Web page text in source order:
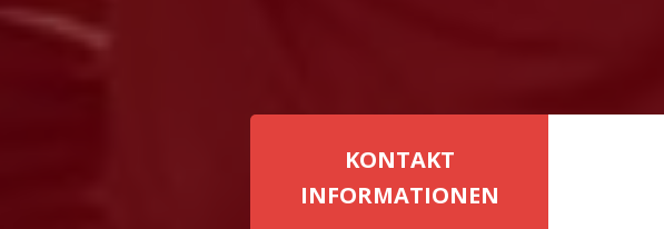
KONTAKT
INFORMATIONEN